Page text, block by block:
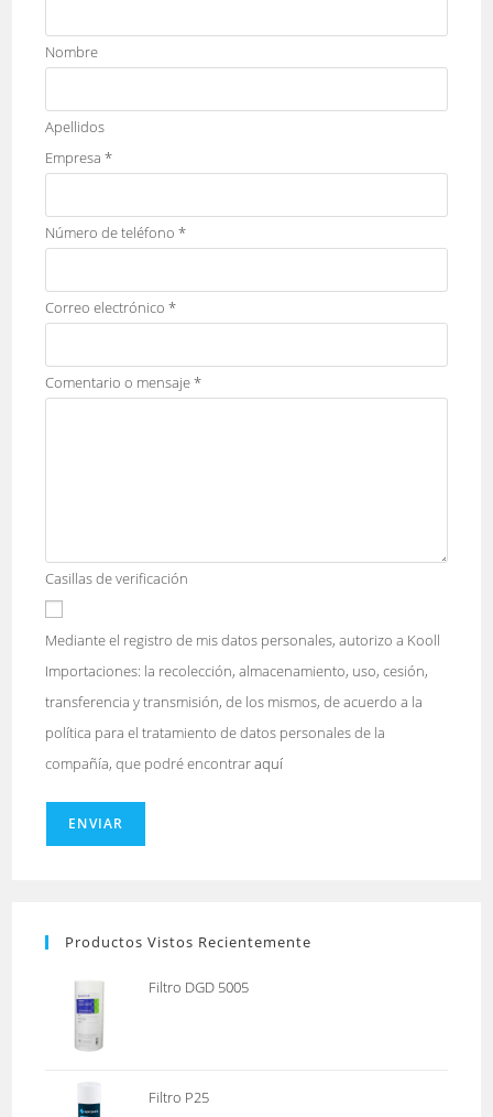
Nombre
Apellidos
Empresa*
Número de teléfono*
Correo electrónico*
Comentario o mensaje*
Casillas de verificación
Mediante el registro de mis datos personales, autorizo a Kooll
Importaciones: la recolección, almacenamiento, uso, cesión,
transferencia y transmisión, de los mismos, de acuerdo a la
política para el tratamiento de datos personales de la
compañía, que podré encontraraquí
ENVIAR
Productos Vistos Recientemente
Filtro DGD 5005
Filtro P25